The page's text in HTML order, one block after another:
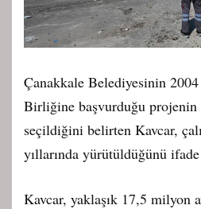
Çanakkale Belediyesinin
Birliğine başvurduğu projenin
seçildiğini belirten Kavcar,
yıllarında yürütüldüğünü
Kavcar, yaklaşık 17,5 milyon